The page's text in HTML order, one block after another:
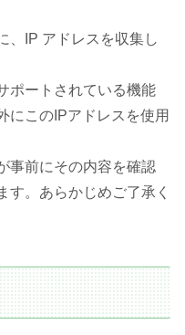
、IP アドレスを収集し
ポートされている機能
にこのIPアドレスを使用
事前にその内容を確認
す。あらかじめご了承く